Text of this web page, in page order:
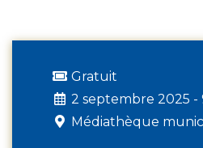
Gratuit
2 septembre 2025 -
Médiathèque